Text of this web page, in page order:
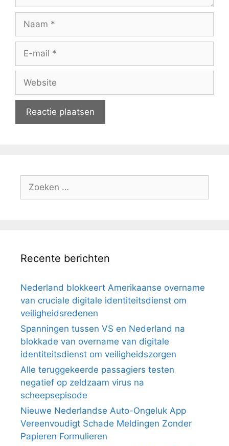
Naam
Website
Zoeken
Recente berichten
Nederland blokkeert Amerikaanse overname
van cruciale digitale identiteitsdienst om
veiligheidsredenen
Spanningen tussen VS en Nederland na
blokkade van overname van digitale
identiteitsdienst om veiligheidszorgen
Alle teruggekeerde passagiers testen
negatief op zeldzaam virus na
scheepsepisode
Nieuwe Nederlandse Auto-Ongeluk App
Vereenvoudigt Schade Meldingen Zonder
Papieren Formulieren